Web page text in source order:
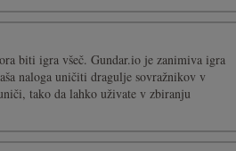
biti igra všeč. Gundar.io je zanimiva igra
naloga uničiti dragulje sovražnikov v
tako da lahko uživate v zbiranju